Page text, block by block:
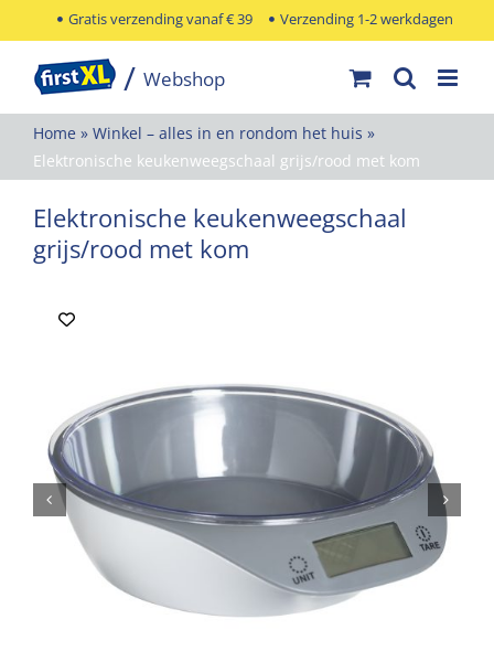
naar
inhoud
Gratis verzending vanaf € 39 Verzending 1-2 werkdagen
Home » Winkel – alles in en rondom het huis »
Elektronische keukenweegschaal grijs/rood met kom
Elektronische keukenweegschaal
grijs/rood met kom